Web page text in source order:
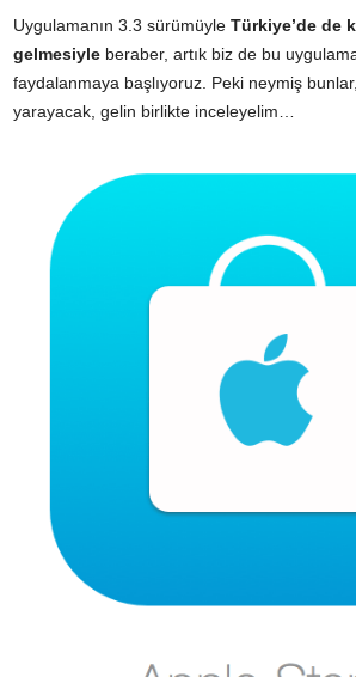
Uygulamanın 3.3 sürümüyle Türkiye’de de
gelmesiyle beraber, artık biz de bu
faydalanmaya başlıyoruz. Peki neymiş
yarayacak, gelin birlikte inceleyelim…